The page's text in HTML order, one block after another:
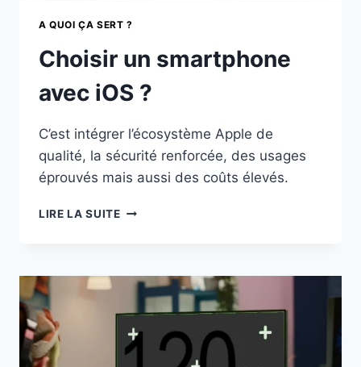
A QUOI ÇA SERT ?
Choisir un smartphone
avec iOS ?
C’est intégrer l’écosystème Apple de
qualité, la sécurité renforcée, des usages
éprouvés mais aussi des coûts élevés.
LIRE LA SUITECHOISIR
IOS